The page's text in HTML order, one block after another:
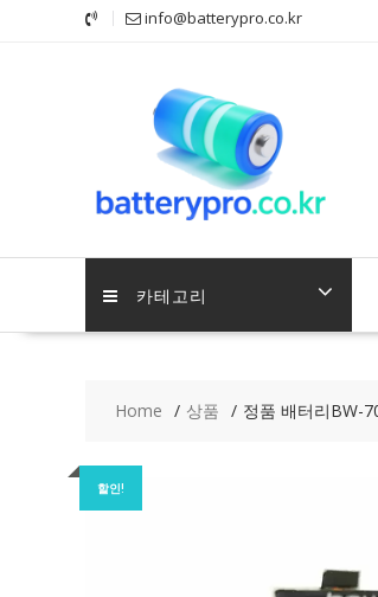
info@batterypro.co.kr
카테고리
Home 상품 정품 배터리BW-
할인!